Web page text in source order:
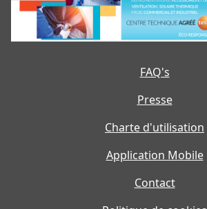
FAQ's
Presse
Charte d'utilisation
Application Mobile
Contact